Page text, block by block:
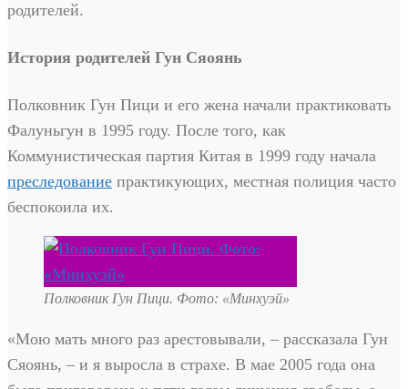
родителей.
История родителей Гун Сяоянь
Полковник Гун Пици и его жена начали практиковать
Фалуньгун в 1995 году. После того, как
Коммунистическая партия Китая в 1999 году начала
преследование практикующих, местная полиция часто
беспокоила их.
Полковник Гун Пици. Фото: «Минхуэй»
«Мою мать много раз арестовывали, – рассказала Гун
Сяоянь, – и я выросла в страхе. В мае 2005 года она